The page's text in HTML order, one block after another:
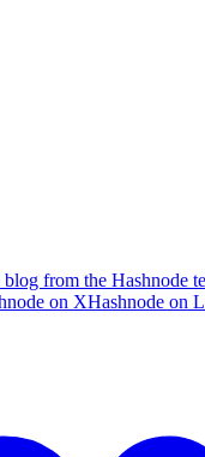
from the Hashnode
on XHashnode on